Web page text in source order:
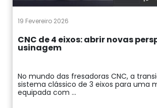
19 Fevereiro 2026
CNC de 4 eixos: abrir novas
usinagem
No mundo das fresadoras CNC, a
sistema clássico de 3 eixos para uma
equipada com ...